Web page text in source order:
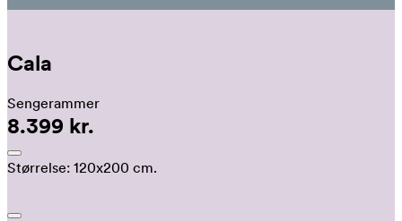
Cala
Sengerammer
8.399 kr.
Størrelse: 120x200 cm.